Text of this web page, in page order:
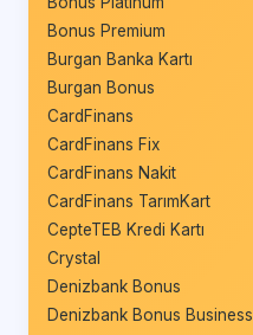
Bonus Premium
Burgan Banka Kartı
Burgan Bonus
CardFinans
CardFinans Fix
CardFinans Nakit
CardFinans TarımKart
CepteTEB Kredi Kartı
Crystal
Denizbank Bonus
Denizbank Bonus Business